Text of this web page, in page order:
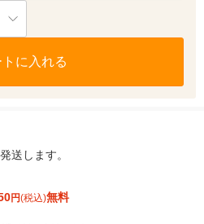
トに入れる
送します。
円(税込)無料